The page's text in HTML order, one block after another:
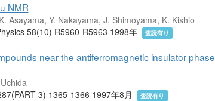
NMR
Asayama, Y. Nakayama, J. Shimoyama, K. Kishio
58(10) R5960-R5963 1998年
査読有り
near the antiferromagnetic insulator phase
3) 1365-1366 1997年8月
査読有り